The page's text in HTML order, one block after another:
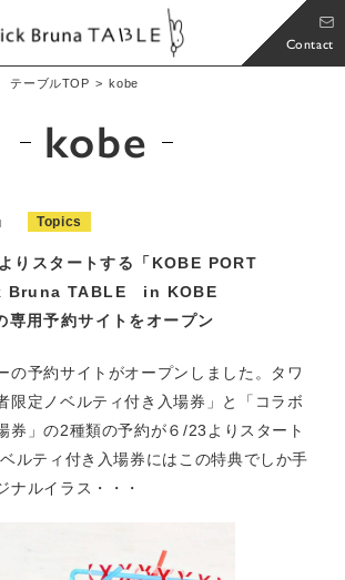
Contact
テーブルTOP kobe
kobe
Topics
りスタートする「KOBE PORT
Bruna TABLE in KOBE
用予約サイトをオープン
の予約サイトがオープンしました。タワ
限定ノベルティ付き入場券」と「コラボ
券」の2種類の予約が６/23よりスタート
ルティ付き入場券にはこの特典でしか手
ナルイラス・・・